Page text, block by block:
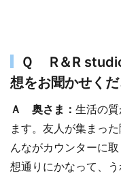
Ｑ R＆R
想をお聞かせく
Ａ 奥さま： 生活の
ます。友人が集まっ
んながカウンターに
想通りにかなって、う